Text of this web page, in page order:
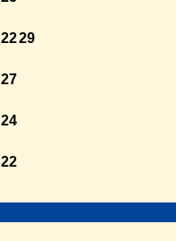
2229
27
24
22